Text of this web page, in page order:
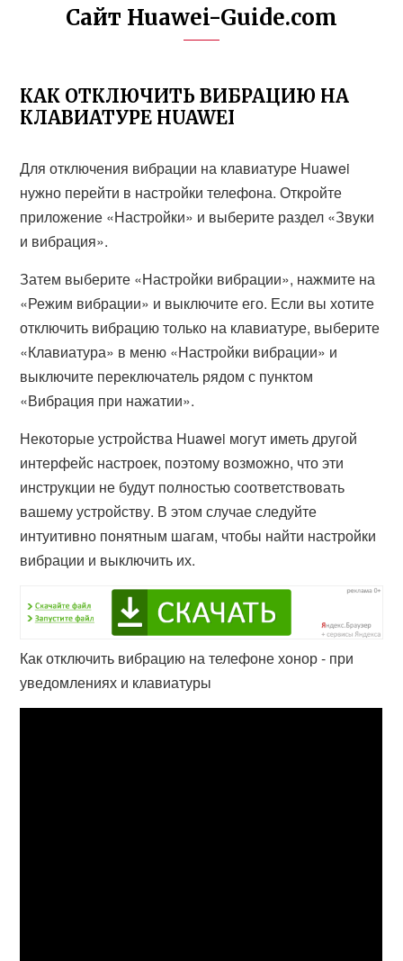
Сайт Huawei-Guide.com
КАК ОТКЛЮЧИТЬ ВИБРАЦИЮ НА
КЛАВИАТУРЕ HUAWEI
Для отключения вибрации на клавиатуре Huawei
нужно перейти в настройки телефона. Откройте
приложение «Настройки» и выберите раздел «Звуки
и вибрация».
Затем выберите «Настройки вибрации», нажмите на
«Режим вибрации» и выключите его. Если вы хотите
отключить вибрацию только на клавиатуре, выберите
«Клавиатура» в меню «Настройки вибрации» и
выключите переключатель рядом с пунктом
«Вибрация при нажатии».
Некоторые устройства Huawei могут иметь другой
интерфейс настроек, поэтому возможно, что эти
инструкции не будут полностью соответствовать
вашему устройству. В этом случае следуйте
интуитивно понятным шагам, чтобы найти настройки
вибрации и выключить их.
Как отключить вибрацию на телефоне хонор - при
уведомлениях и клавиатуры